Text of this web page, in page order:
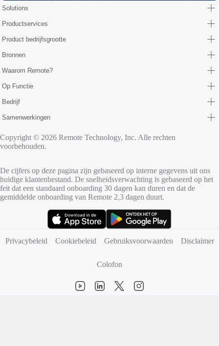
Solutions
Productservices
Product bedrijfsgrootte
Bronnen
Waarom Remote?
Op Functie
Bedrijf
Samenwerkingen
Copyright © 2026 Remote Technology, Inc. Alle rechten
voorbehouden.
De cijfers op deze pagina zijn gebaseerd op interne gegevens uit ons
huidige klantenbestand. De snelheidsverwachting is gebaseerd op het
feit dat een standaard onboarding 30 dagen kan duren en dat de
gemiddelde onboarding van Remote 2,3 dagen duurt.
Privacybeleid
Cookiebeleid Gebruiksvoorwaarden Disclaimer
Colofon